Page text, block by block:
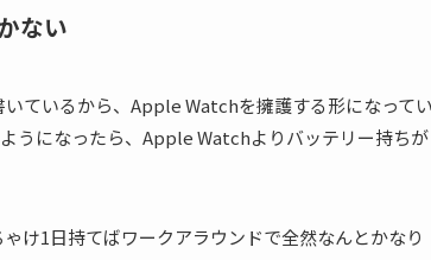
ない
ているから、Apple Watchを擁護する形になって
うになったら、Apple Watchよりバッテリー持ちが
け1日持てばワークアラウンドで全然なんとかなり